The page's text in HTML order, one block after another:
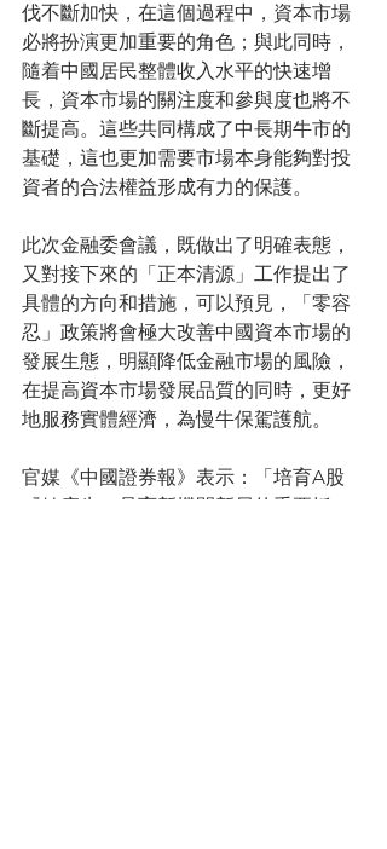
伐不斷加快，在這個過程中，資本市場
必將扮演更加重要的角色；與此同時，
隨着中國居民整體收入水平的快速增
長，資本市場的關注度和參與度也將不
斷提高。這些共同構成了中長期牛市的
基礎，這也更加需要市場本身能夠對投
資者的合法權益形成有力的保護。
此次金融委會議，既做出了明確表態，
又對接下來的「正本清源」工作提出了
具體的方向和措施，可以預見，「零容
忍」政策將會極大改善中國資本市場的
發展生態，明顯降低金融市場的風險，
在提高資本市場發展品質的同時，更好
地服務實體經濟，為慢牛保駕護航。
官媒《中國證券報》表示：「培育A股
『健康牛』是育新機開新局的重要抓